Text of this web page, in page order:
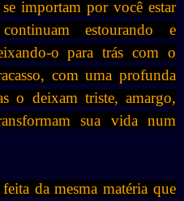
importam por você estar
estourando e
o para trás com o
com uma profunda
o deixam triste, amargo,
sua vida num
da mesma matéria que